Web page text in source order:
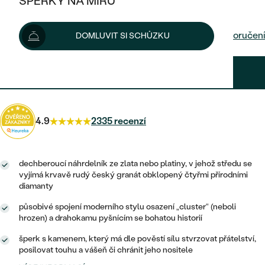
KOMBINOVANÉ ZLATO
DLE STYLU
ETERNITY
VINTAGE
NETRADIČNÍ
TEPANÉ
POSTRANNÍ KAMENY
HALO
VINTAGE
SNUBNÍ A ZÁSNUBNÍ SETY
NETRADIČNÍ
ZAČÍT S PRSTENEM
ZAČÍT S DIAMANTEM
VÝPRODEJ
KDYŽ ŠPERKY POMÁHAJÍ
DLE TYPU
NÁUŠNICE
PRSTENY
PŘÍVĚSKY
NÁRAMKY
PÁNSKÉ ŠPERKY
PLATINOVÉ
PECKOVÉ
KRUHOVÉ
MINIMALISTICKÉ
VISACÍ
SOLITÉR
VE TVARU SRDCE
ZLATÉ
STŘÍBRNÉ
DLE STYLU
SOLITÉR
NAROZENÍ DÍTĚTE
SE ZNAMENÍM ZVĚROKRUHU
MINIMALISTICKÉ
ŠPERKY SKLADEM
VÝPRODEJ
DLE MATERIÁLU
ZLATÉ
PLATINOVÉ
DLE STYLU
ETERNITY
DOMLUVIT SI SCHŮZKU
17 490 Kč19 790 Kč
Dodání do 24 hod. nebo ihnedna prodejně Možnosti doručení
4.9 2335 recenzí
dechberoucí náhrdelník ze zlata nebo platiny, v jehož středu se
vyjímá krvavě rudý český granát obklopený čtyřmi přírodními
diamanty
působivé spojení moderního stylu osazení „cluster“ (neboli
hrozen) a drahokamu pyšnícím se bohatou historií
šperk s kamenem, který má dle pověstí sílu stvrzovat přátelství,
posilovat touhu a vášeň či chránit jeho nositele